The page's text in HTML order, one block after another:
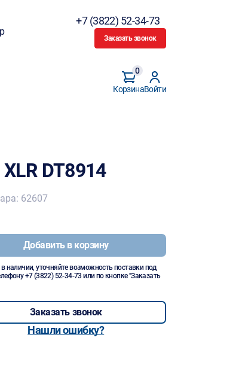
+7 (3822) 52-34-73
Заказать звонок
Корзина
0
Войти
DT8914
62607
Добавить в корзину
в наличии, уточняйте возможность поставки под
+7 (3822) 52-34-73 или по кнопке "Заказать
Заказать звонок
Нашли ошибку?